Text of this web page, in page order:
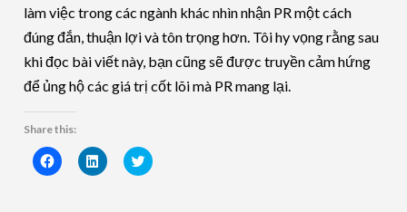
làm việc trong các ngành khác nhìn nhận PR một cách
đúng đắn, thuận lợi và tôn trọng hơn. Tôi hy vọng rằng sau
khi đọc bài viết này, bạn cũng sẽ được truyền cảm hứng
để ủng hộ các giá trị cốt lõi mà PR mang lại.
Share this:
Click
to
Click
to
Click
to